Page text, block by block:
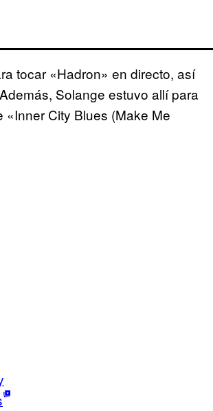
tocar «Hadron» en directo, así
Solange estuvo allí para
City Blues (Make Me